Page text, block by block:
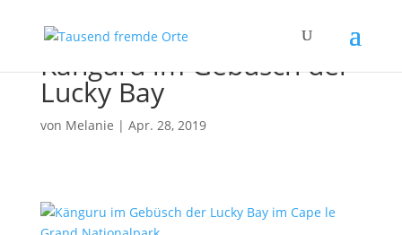
Känguru im Gebüsch der
Lucky Bay
von Melanie | Apr. 28, 2019